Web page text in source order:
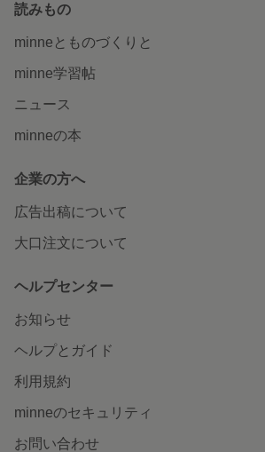
読みもの
minneとものづくりと
minne学習帖
ニュース
minneの本
企業の方へ
広告出稿について
大口注文について
ヘルプセンター
お知らせ
ヘルプとガイド
利用規約
minneのセキュリティ
お問い合わせ